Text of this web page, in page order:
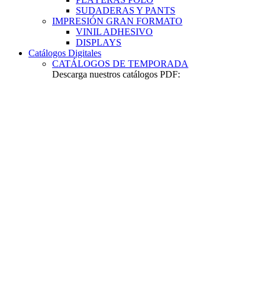
SUDADERAS Y PANTS
IMPRESIÓN GRAN FORMATO
VINIL ADHESIVO
DISPLAYS
Catálogos Digitales
CATÁLOGOS DE TEMPORADA
Descarga nuestros catálogos PDF: